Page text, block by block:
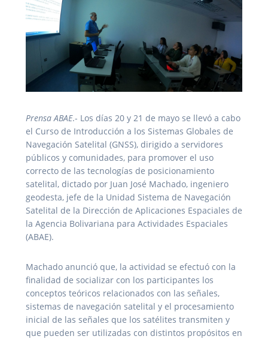
Prensa ABAE.- Los días 20 y 21 de mayo se llevó a cabo
el Curso de Introducción a los Sistemas Globales de
Navegación Satelital (GNSS), dirigido a servidores
públicos y comunidades, para promover el uso
correcto de las tecnologías de posicionamiento
satelital, dictado por Juan José Machado, ingeniero
geodesta, jefe de la Unidad Sistema de Navegación
Satelital de la Dirección de Aplicaciones Espaciales de
la Agencia Bolivariana para Actividades Espaciales
(ABAE).
Machado anunció que, la actividad se efectuó con la
finalidad de socializar con los participantes los
conceptos teóricos relacionados con las señales,
sistemas de navegación satelital y el procesamiento
inicial de las señales que los satélites transmiten y
que pueden ser utilizadas con distintos propósitos en